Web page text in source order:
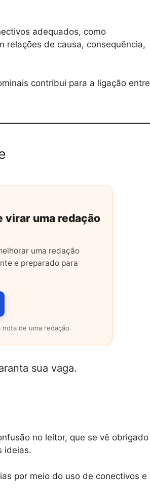
adequados, como
relações de causa, consequência,
contribui para a ligação entre
virar uma redação
uma redação
e preparado para
de uma redação.
sua vaga.
no leitor, que se vê obrigado
ideias.
por meio do uso de conectivos e